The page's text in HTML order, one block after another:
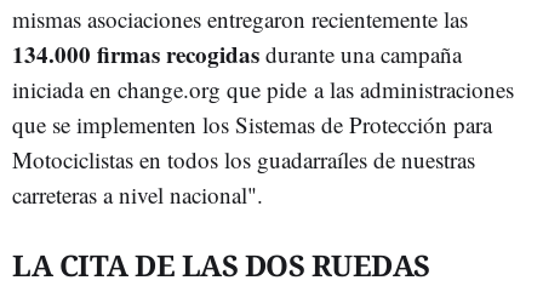
mismas asociaciones entregaron recientemente las
134.000 firmas recogidas durante una campaña
iniciada en change.org que pide a las administraciones
que se implementen los Sistemas de Protección para
Motociclistas en todos los guadarraíles de nuestras
carreteras a nivel nacional".
LA CITA DE LAS DOS RUEDAS